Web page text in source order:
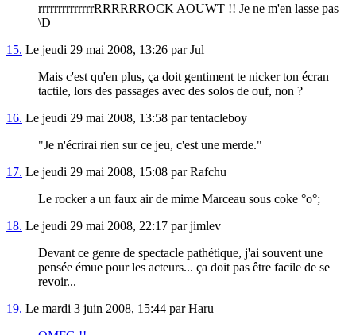
rrrrrrrrrrrrrrRRRRRROCK AOUWT !! Je ne m'en lasse pas
\D
15. Le jeudi 29 mai 2008, 13:26 par Jul
Mais c'est qu'en plus, ça doit gentiment te nicker ton écran
tactile, lors des passages avec des solos de ouf, non ?
16. Le jeudi 29 mai 2008, 13:58 par tentacleboy
"Je n'écrirai rien sur ce jeu, c'est une merde."
17. Le jeudi 29 mai 2008, 15:08 par Rafchu
Le rocker a un faux air de mime Marceau sous coke °o°;
18. Le jeudi 29 mai 2008, 22:17 par jimlev
Devant ce genre de spectacle pathétique, j'ai souvent une
pensée émue pour les acteurs... ça doit pas être facile de se
revoir...
19. Le mardi 3 juin 2008, 15:44 par Haru